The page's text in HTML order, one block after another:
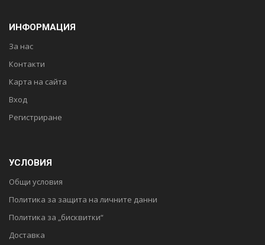
ИНФОРМАЦИЯ
За нас
Контакти
Карта на сайта
Вход
Регистриране
УСЛОВИЯ
Общи условия
Политика за защита на личните данни
Политика за „бисквитки“
Доставка